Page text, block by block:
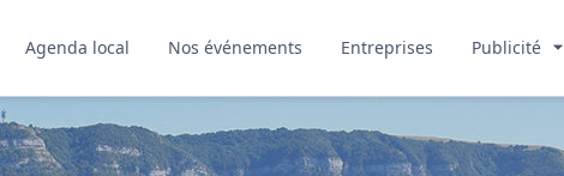
Agenda local Nos événements Entreprises Publicité